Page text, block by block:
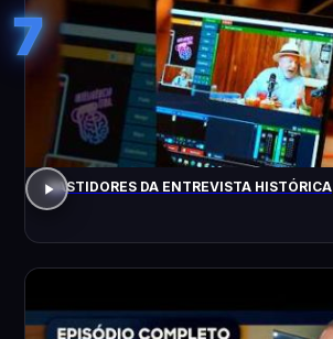
7
BASTIDORES DA ENTREVISTA HISTÓRICA